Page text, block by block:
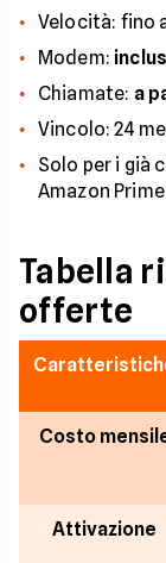
Velocità: fino
Modem:
Chiamate: a
Vincolo: 24
Solo per i già
Amazon Prime
Tabella
offerte
Costo
Attivazione